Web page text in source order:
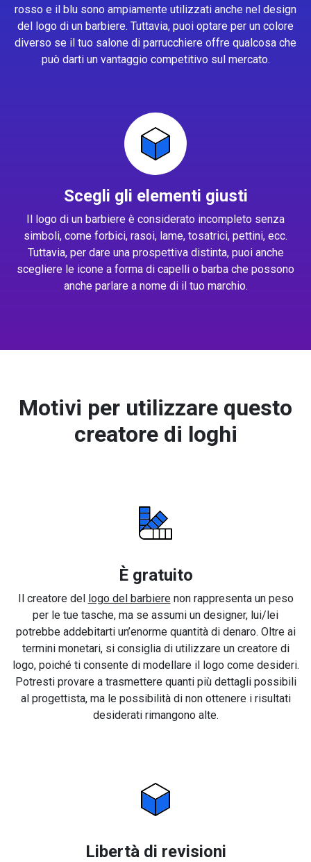
rosso e il blu sono ampiamente utilizzati anche nel design
del logo di un barbiere. Tuttavia, puoi optare per un colore
diverso se il tuo salone di parrucchiere offre qualcosa che
può darti un vantaggio competitivo sul mercato.
Scegli gli elementi giusti
Il logo di un barbiere è considerato incompleto senza
simboli, come forbici, rasoi, lame, tosatrici, pettini, ecc.
Tuttavia, per dare una prospettiva distinta, puoi anche
scegliere le icone a forma di capelli o barba che possono
anche parlare a nome di il tuo marchio.
Motivi per utilizzare questo
creatore di loghi
È gratuito
Il creatore del logo del barbierenon rappresenta un peso
per le tue tasche, ma se assumi un designer, lui/lei
potrebbe addebitarti un’enorme quantità di denaro. Oltre ai
termini monetari, si consiglia di utilizzare un creatore di
logo, poiché ti consente di modellare il logo come desideri.
Potresti provare a trasmettere quanti più dettagli possibili
al progettista, ma le possibilità di non ottenere i risultati
desiderati rimangono alte.
Libertà di revisioni